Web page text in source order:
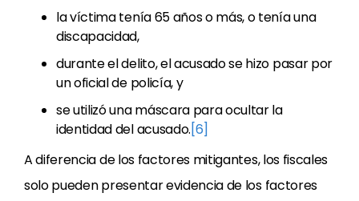
la víctima tenía 65 años o más, o tenía una
discapacidad,
durante el delito, el acusado se hizo pasar por
un oficial de policía, y
se utilizó una máscara para ocultar la
identidad del acusado.[6]
A diferencia de los factores mitigantes, los fiscales
solo pueden presentar evidencia de los factores